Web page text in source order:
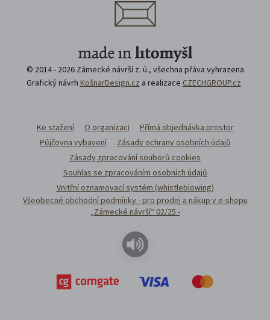
© 2014 - 2026 Zámecké návrší z. ú., všechna přáva vyhrazena
Grafický návrh KošnarDesign.cz a realizace CZECHGROUP.cz
Ke stažení O organizaci
Přímá objednávka prostor
Půjčovna vybavení
Zásady ochrany osobních údajů
Zásady zpracování souborů cookies
Souhlas se zpracováním osobních údajů
Vnitřní oznamovací systém (whistleblowing)
Všeobecné obchodní podmínky - pro prodej a nákup v e-shopu
„Zámecké návrší“ 02/25 -